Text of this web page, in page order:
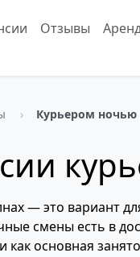
Отзывы
Курьером ночью
— это вариант
смены есть в
как основная